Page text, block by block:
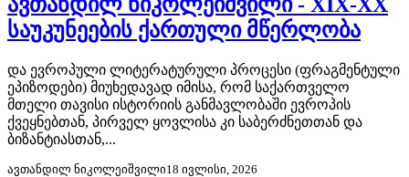
საუკუნეების ქართული მწერლობა
და ევროპული ლიტერატურული პროცესი (ფრაგმენტული
ეპიზოდები) მიუხედავად იმისა, რომ საქართველო
მთელი თავისი ისტორიის განმავლობაში ევროპის
ქვეყნებთან, პირველ ყოვლისა კი საბერძნეთთან და
ბიზანტიასთან,...
ავთანდილ ნიკოლეიშვილი18 ივლისი, 2026